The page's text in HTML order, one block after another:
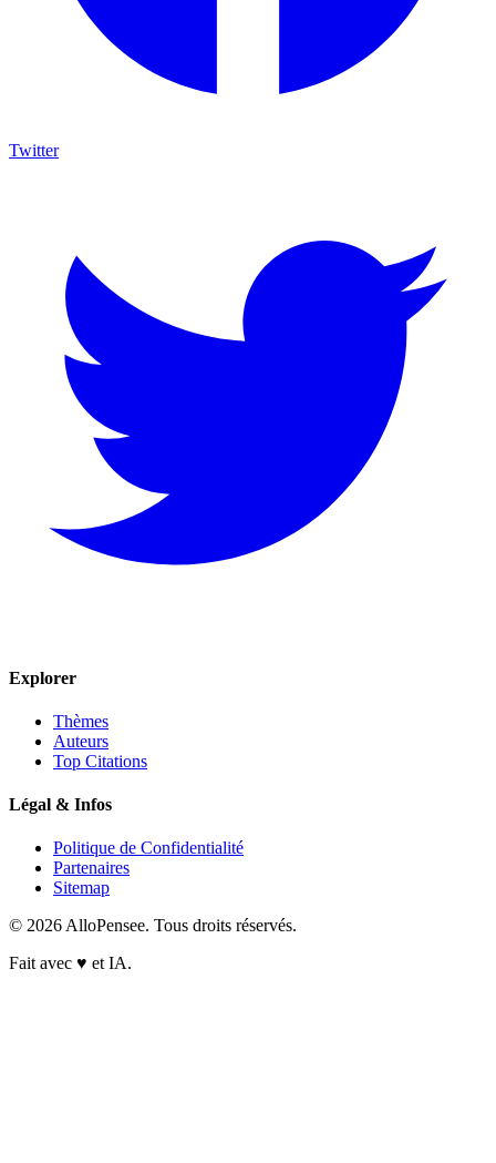
Twitter
Explorer
Thèmes
Auteurs
Top Citations
Légal & Infos
Politique de Confidentialité
Partenaires
Sitemap
© 2026 AlloPensee. Tous droits réservés.
Fait avec ♥ et IA.